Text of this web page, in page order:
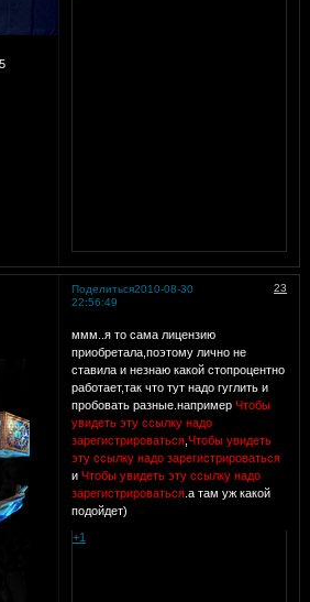
Поделиться 23
2010-08-30
22:56:49
ммм..я то сама лицензию
приобретала,поэтому лично не
ставила и незнаю какой стопроцентно
работает,так что тут надо гуглить и
пробовать разные.например Чтобы
увидеть эту ссылку надо
зарегистрироваться, Чтобы увидеть
эту ссылку надо зарегистрироваться
и Чтобы увидеть эту ссылку надо
зарегистрироваться.а там уж какой
подойдет)
+1